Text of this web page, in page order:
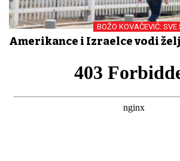
BOŽO KOVAČEVIĆ: SVE
Amerikance i Izraelce ​vodi